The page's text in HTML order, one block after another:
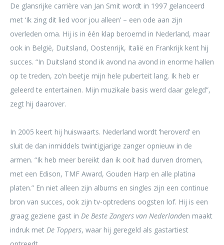
De glansrijke carrière van Jan Smit wordt in 1997 gelanceerd
met ‘Ik zing dit lied voor jou alleen’ – een ode aan zijn
overleden oma. Hij is in één klap beroemd in Nederland, maar
ook in België, Duitsland, Oostenrijk, Italië en Frankrijk kent hij
succes. “In Duitsland stond ik avond na avond in enorme hallen
op te treden, zo’n beetje mijn hele puberteit lang. Ik heb er
geleerd te entertainen. Mijn muzikale basis werd daar gelegd”,
zegt hij daarover.
In 2005 keert hij huiswaarts. Nederland wordt ‘heroverd’ en
sluit de dan inmiddels twintigjarige zanger opnieuw in de
armen. “Ik heb meer bereikt dan ik ooit had durven dromen,
met een Edison, TMF Award, Gouden Harp en alle platina
platen.” En niet alleen zijn albums en singles zijn een continue
bron van succes, ook zijn tv-optredens oogsten lof. Hij is een
graag geziene gast in De Beste Zangers van Nederlanden maakt
indruk met De Toppers, waar hij geregeld als gastartiest